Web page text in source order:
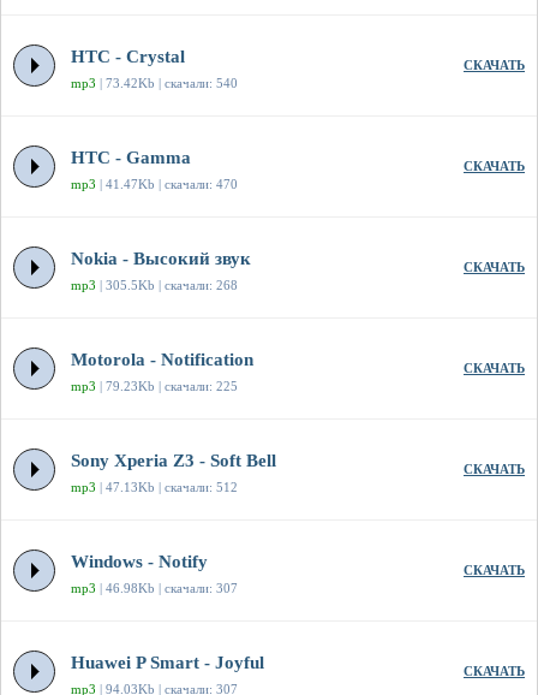
HTC - Crystal
mp3 | 73.42Kb | скачали: 540
СКАЧАТЬ
HTC - Gamma
mp3 | 41.47Kb | скачали: 470
СКАЧАТЬ
Nokia - Высокий звук
mp3 | 305.5Kb | скачали: 268
СКАЧАТЬ
Motorola - Notification
mp3 | 79.23Kb | скачали: 225
СКАЧАТЬ
Sony Xperia Z3 - Soft Bell
mp3 | 47.13Kb | скачали: 512
СКАЧАТЬ
Windows - Notify
mp3 | 46.98Kb | скачали: 307
СКАЧАТЬ
Huawei P Smart - Joyful
mp3 | 94.03Kb | скачали: 307
СКАЧАТЬ